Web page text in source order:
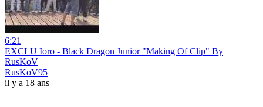
6:21
EXCLU Ioro - Black Dragon Junior "Making Of Clip" By
RusKoV
RusKoV95
il y a 18 ans